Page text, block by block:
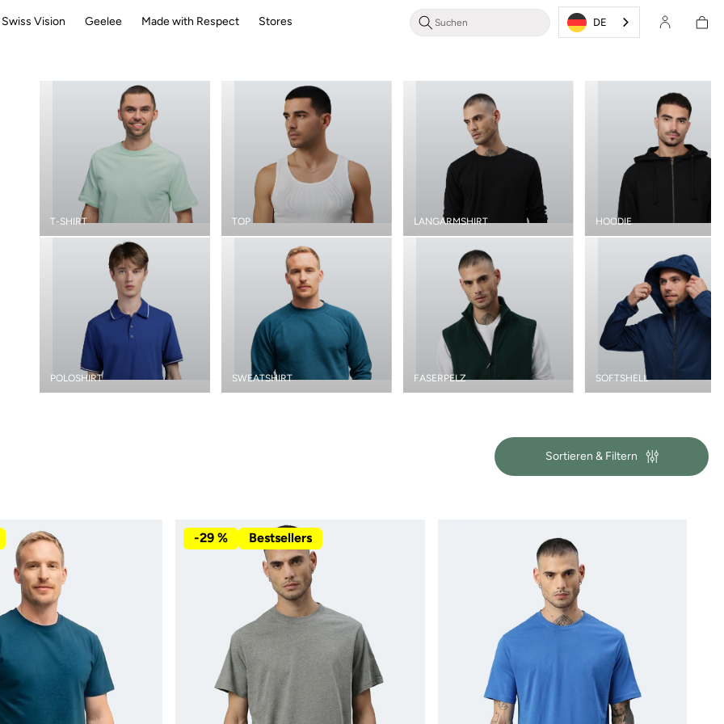
Swiss Vision Geelee Made with Respect Stores DE Login/Registrieren
T-SHIRT
POLOSHIRT
TOP
SWEATSHIRT
LANGARMSHIRT
FASERPELZ
HOODIE
SOFTSHELL
Sortieren & Filtern
-29 % Bestsellers